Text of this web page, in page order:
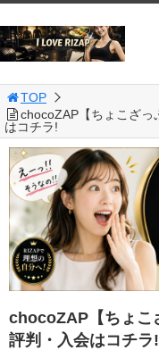
TOP
chocoZAP【ちょこざ
はコチラ!
chocoZAP【ちょこ
評判・入会はコチラ!